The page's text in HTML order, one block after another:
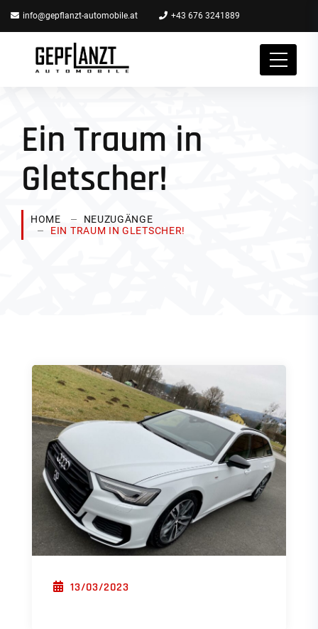
info@gepflanzt-automobile.at +43 676 3241889
Ein Traum in
Gletscher!
HOME
NEUZUGÄNGE
EIN TRAUM IN GLETSCHER!
POSTED ON
13/03/2023